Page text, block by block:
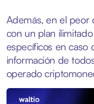
Además, en el peor
con un plan
específicos en caso
información de
operado